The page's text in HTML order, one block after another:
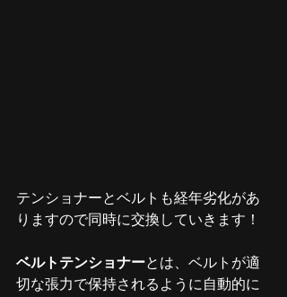
テンショナーとベルトも経年劣化があ
りますので同時に交換していきます！
ベルトテンショナーとは、ベルトが適
切な張力で保持されるように自動的に